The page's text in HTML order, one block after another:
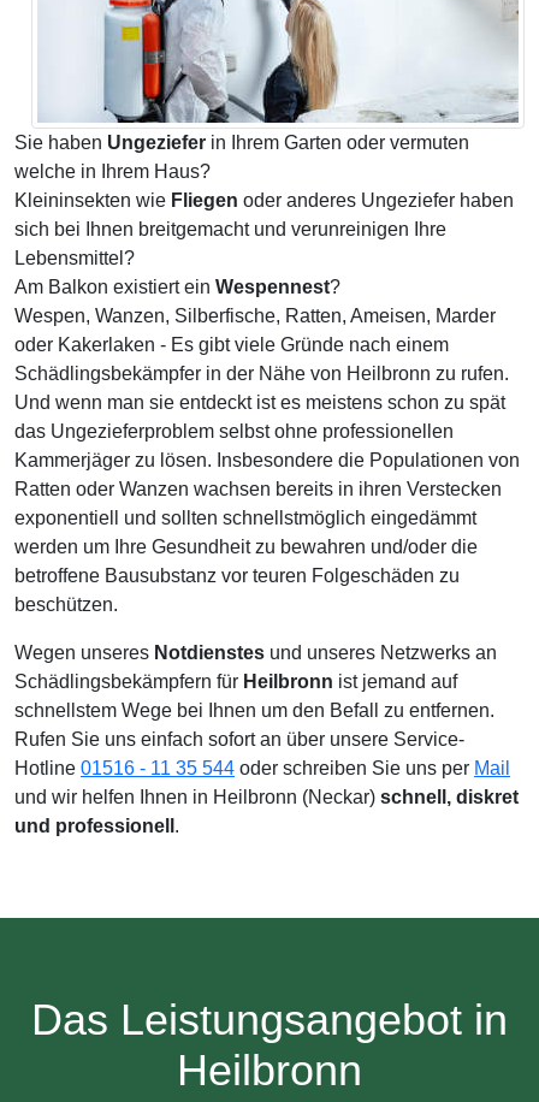
Sie haben Ungeziefer in Ihrem Garten oder vermuten
welche in Ihrem Haus?
Kleininsekten wie Fliegen oder anderes Ungeziefer haben
sich bei Ihnen breitgemacht und verunreinigen Ihre
Lebensmittel?
Am Balkon existiert ein Wespennest?
Wespen, Wanzen, Silberfische, Ratten, Ameisen, Marder
oder Kakerlaken - Es gibt viele Gründe nach einem
Schädlingsbekämpfer in der Nähe von Heilbronn zu rufen.
Und wenn man sie entdeckt ist es meistens schon zu spät
das Ungezieferproblem selbst ohne professionellen
Kammerjäger zu lösen. Insbesondere die Populationen von
Ratten oder Wanzen wachsen bereits in ihren Verstecken
exponentiell und sollten schnellstmöglich eingedämmt
werden um Ihre Gesundheit zu bewahren und/oder die
betroffene Bausubstanz vor teuren Folgeschäden zu
beschützen.
Wegen unseres Notdienstes und unseres Netzwerks an
Schädlingsbekämpfern für Heilbronn ist jemand auf
schnellstem Wege bei Ihnen um den Befall zu entfernen.
Rufen Sie uns einfach sofort an über unsere Service-
Hotline 01516 - 11 35 544 oder schreiben Sie uns per Mail
und wir helfen Ihnen in Heilbronn (Neckar) schnell, diskret
und professionell .
Das Leistungsangebot in
Heilbronn